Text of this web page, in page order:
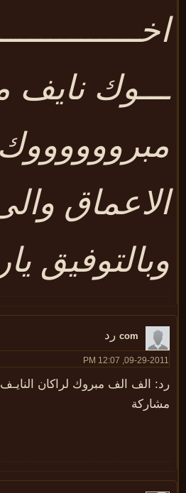
نايف
والى
com رد
09-29-2011, 12:07